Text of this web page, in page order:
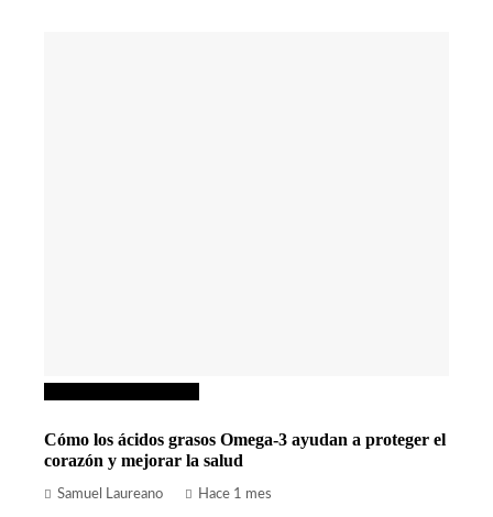
Cómo los ácidos grasos Omega-3 ayudan a proteger el
corazón y mejorar la salud
Samuel Laureano Hace 1 mes